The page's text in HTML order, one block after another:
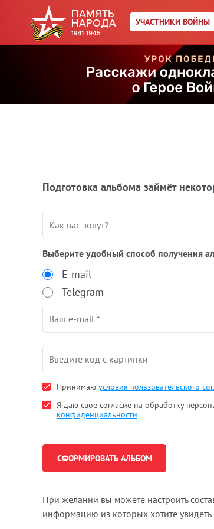
УЧАСТНИКИ ВОЙНЫ
Подготовка альбома займёт
Выберите удобный способ получения
E-mail
Telegram
Принимаю условия пользовательского
Я даю свое согласие на обработку
конфиденциальности
При желании вы можете настроить
информацию из которых хотите